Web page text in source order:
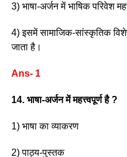
3) भाषा-अर्जन में भाषिक परिवेश
4) इसमें सामाजिक-सांस्कृतिक
जाता है।
Ans- 1
14. भाषा-अर्जन में महत्त्वपूर्ण है ?
1) भाषा का व्याकरण
2) पाठ्य-पुस्तक